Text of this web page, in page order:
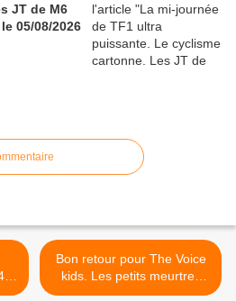
JT de M6
05/08/2026
Bon retour pour The Voice
kids. Les petits meurtres
devant The Rookie. Fr5 et